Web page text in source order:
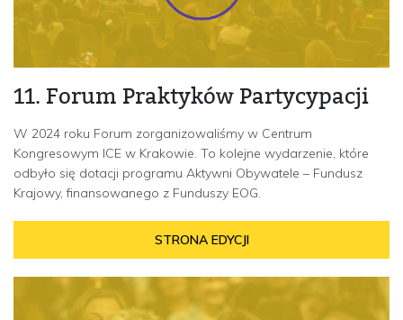
11. Forum Praktyków Partycypacji
W 2024 roku Forum zorganizowaliśmy w Centrum
Kongresowym ICE w Krakowie. To kolejne wydarzenie, które
odbyło się dotacji programu Aktywni Obywatele – Fundusz
Krajowy, finansowanego z Funduszy EOG.
STRONA EDYCJI